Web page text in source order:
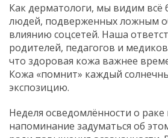
Как дерматологи, мы видим
людей, подверженных ложным
влиянию соцсетей. Наша
родителей, педагогов и
что здоровая кожа важнее
Кожа «помнит» каждый
экспозицию.
Неделя осведомлённости о
напоминание задуматься об